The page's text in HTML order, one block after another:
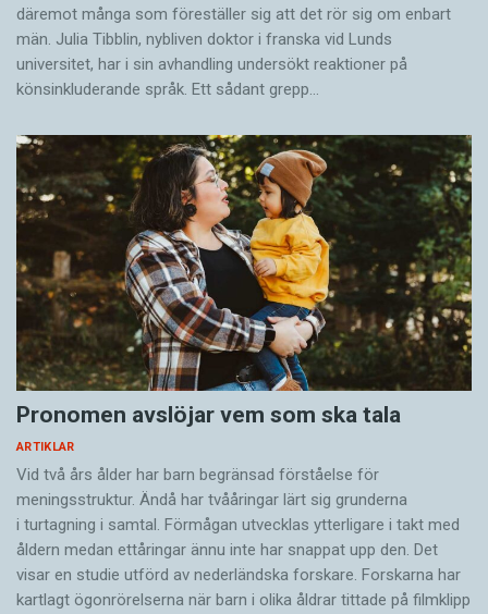
där­emot många som föreställer sig att det rör sig om enbart
män. Julia Tibblin, nybliven doktor i franska vid Lunds
universitet, har i sin avhandling undersökt reaktioner på
könsinkluderande språk. Ett sådant grepp…
Pronomen avslöjar vem som ska tala
ARTIKLAR
Vid två års ålder har barn begränsad förståelse för
meningsstruktur. Ändå har tvååringar lärt sig grunderna
i turtagning i samtal. Förmågan utvecklas ytterligare i takt med
åldern medan ettåringar ännu inte har snappat upp den. Det
visar en studie utförd av nederländska forskare. Forskarna har
kartlagt ögonrörelserna när barn i olika åldrar tittade på filmklipp